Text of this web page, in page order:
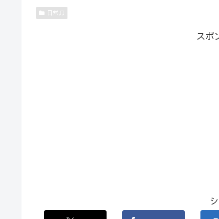
日常♫
スポ